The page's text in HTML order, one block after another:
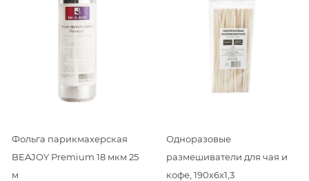
Фольга парикмахерская
BEAJOY Premium 18 мкм 25
м
Одноразовые
размешиватели для чая и
кофе, 190х6х1,3